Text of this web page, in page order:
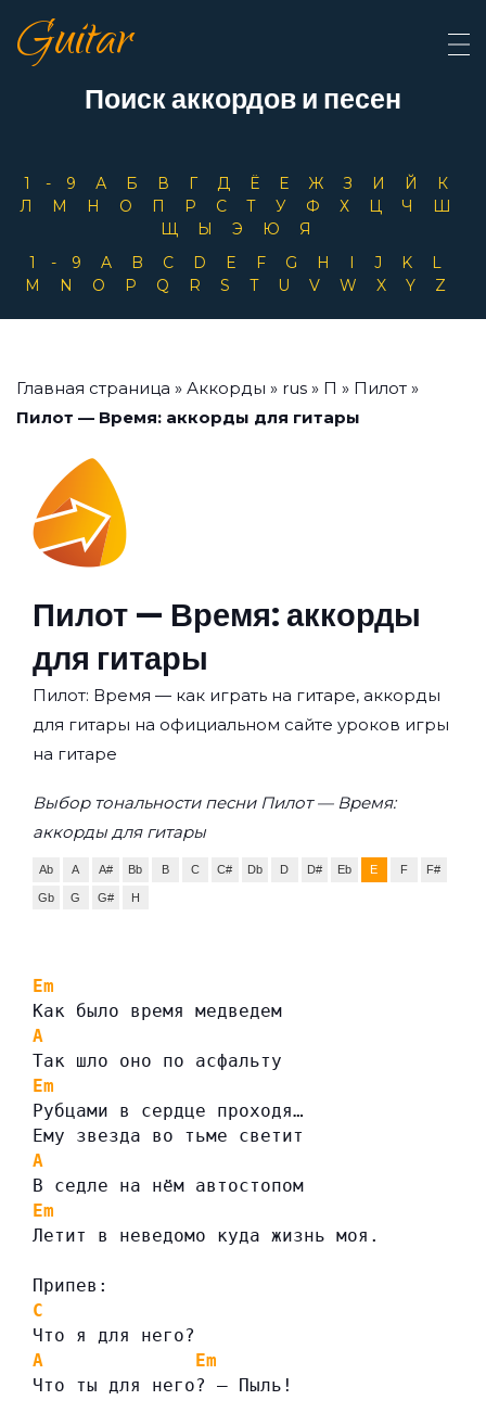
Guitar
Поиск аккордов и песен
1-9 А Б В Г Д Ё Е Ж З И Й
К
Л
М Н О П Р С Т У Ф Х Ц Ч
Ш
Щ
Ы Э Ю
Я
1-9
A B C D E F G H I J K
L
M
N O P Q R S T U V W X Y Z
Главная страница » Аккорды » rus » П » Пилот »
Пилот — Время: аккорды для гитары
Пилот — Время: аккорды
для гитары
Пилот: Время — как играть на гитаре, аккорды
для гитары на официальном сайте уроков игры
на гитаре
Выбор тональности песни Пилот — Время:
аккорды для гитары
Ab A A# Bb B C C# Db D D# Eb E F F#
Gb G G# H
Em
Как было время медведем
A
Так шло оно по асфальту
Em
Рубцами в сердце проходя…
Ему звезда во тьме светит
A
В седле на нём автостопом
Em
Летит в неведомо куда жизнь моя.
Припев:
C
Что я для него?
A
Em
Что ты для него? – Пыль!